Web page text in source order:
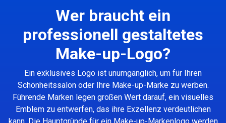
Wer braucht ein
professionell gestaltetes
Make-up-Logo?
Ein exklusives Logo ist unumgänglich, um für Ihren
Schönheitssalon oder Ihre Make-up-Marke zu werben.
Führende Marken legen großen Wert darauf, ein visuelles
Emblem zu entwerfen, das ihre Exzellenz verdeutlichen